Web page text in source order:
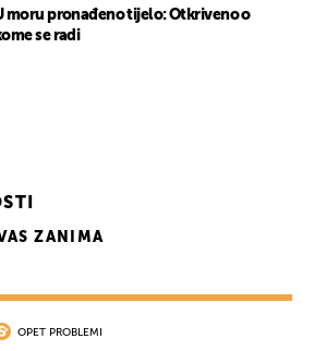
moru pronađeno tijelo: Otkriveno o
se radi
ZANIMA
OPET PROBLEMI
NOTIFIKACIJE